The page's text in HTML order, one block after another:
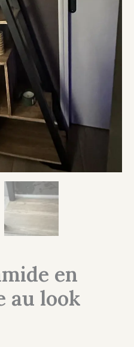
en
au look